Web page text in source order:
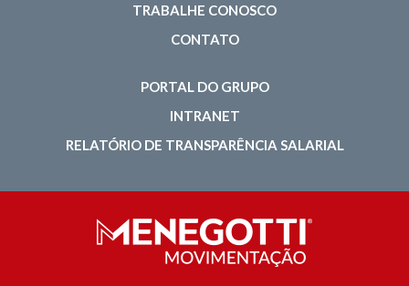
TRABALHE CONOSCO
CONTATO
PORTAL DO GRUPO
INTRANET
RELATÓRIO DE TRANSPARÊNCIA SALARIAL